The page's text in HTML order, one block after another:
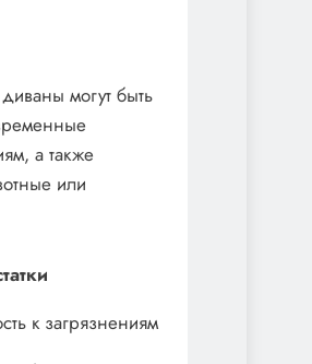
могут быть
а также
или
к загрязнениям